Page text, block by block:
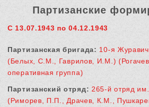
Партизанские
С 13.07.1943 по 04.12.1943
Партизанская бригада: 10-я
(Белых, С.М., Гаврилов, И.М.)
оперативная группа)
Партизанский отряд: 265-й отряд
(Риморев, П.П., Драчев, К.М.,